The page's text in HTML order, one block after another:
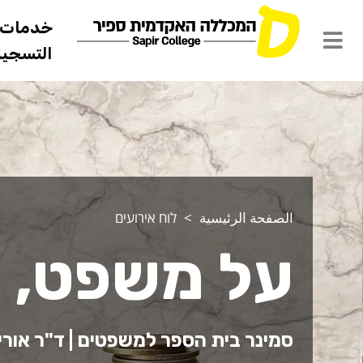
خدمات
الصفحة الرئيسية לוח אירועים
על משפט,
סמינר בית הספר למשפטים | ד"ר